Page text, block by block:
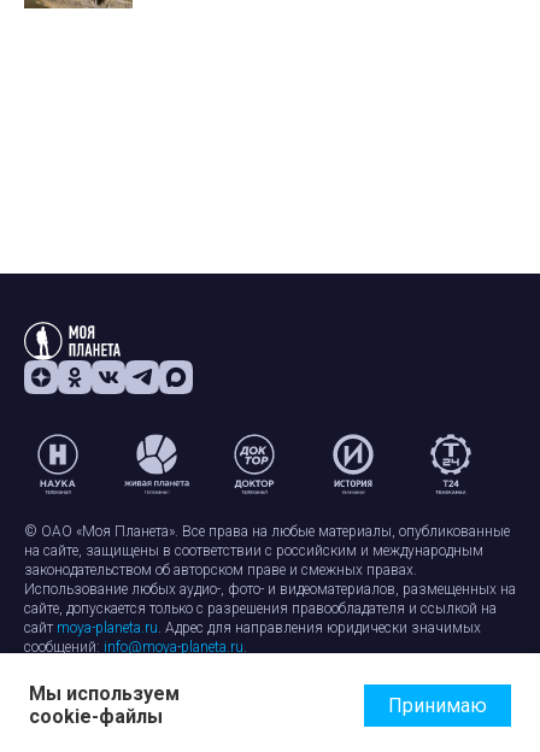
© ОАО «Моя Планета». Все права на любые материалы, опубликованные
на сайте, защищены в соответствии с российским и международным
законодательством об авторском праве и смежных правах.
Использование любых аудио-, фото- и видеоматериалов, размещенных на
сайте, допускается только с разрешения правообладателя и ссылкой на
сайт moya-planeta.ru. Адрес для направления юридически значимых
сообщений: info@moya-planeta.ru.
Правила сайтаРабота с cookie-файлами
Защита персональных данных
Обработка персональных данных
Мы используем
cookie-файлы
Принимаю